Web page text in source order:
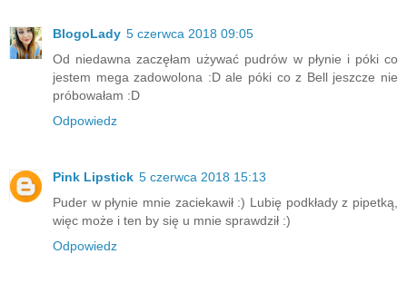
BlogoLady 5 czerwca 2018 09:05
Od niedawna zaczęłam używać pudrów w płynie i póki co
jestem mega zadowolona :D ale póki co z Bell jeszcze nie
próbowałam :D
Odpowiedz
Pink Lipstick 5 czerwca 2018 15:13
Puder w płynie mnie zaciekawił :) Lubię podkłady z pipetką,
więc może i ten by się u mnie sprawdził :)
Odpowiedz